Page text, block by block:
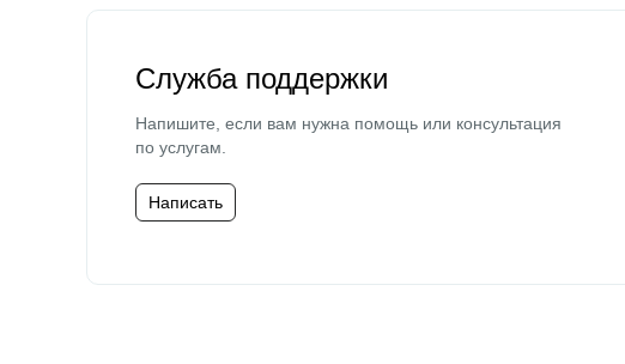
Служба поддержки
Напишите, если вам нужна помощь или консультация
по услугам.
Написать